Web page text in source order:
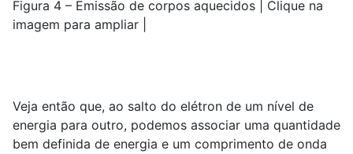
Figura 4 – Emissão de corpos aquecidos | Clique na
imagem para ampliar |
Veja então que, ao salto do elétron de um nível de
energia para outro, podemos associar uma quantidade
bem definida de energia e um comprimento de onda